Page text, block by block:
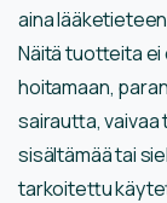
aina
Näitä tuotteita
hoitamaan,
sairautta, vaivaa
sisältämää tai
tarkoitettu